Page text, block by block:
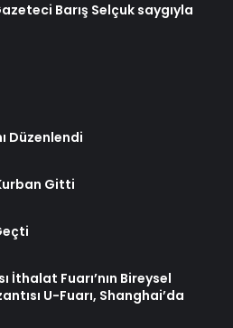
Barış Selçuk saygıyla
Düzenlendi
Gitti
İthalat Fuarı’nın Bireysel
U-Fuarı, Shanghai’da